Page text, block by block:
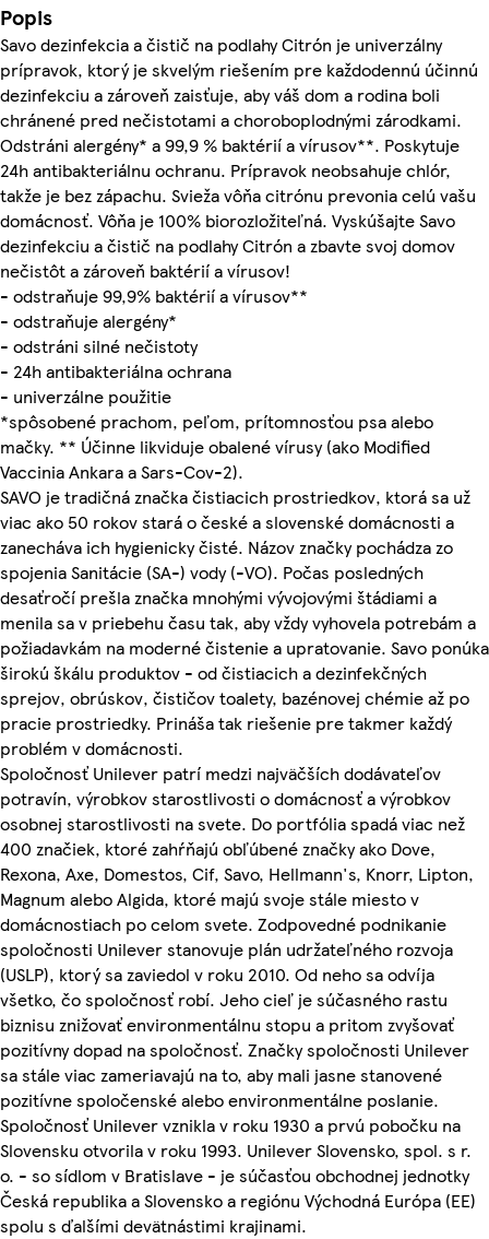
Popis
Savo dezinfekcia a čistič na podlahy Citrón je univerzálny
prípravok, ktorý je skvelým riešením pre každodennú účinnú
dezinfekciu a zároveň zaisťuje, aby váš dom a rodina boli
chránené pred nečistotami a choroboplodnými zárodkami.
Odstráni alergény* a 99,9 % baktérií a vírusov**. Poskytuje
24h antibakteriálnu ochranu. Prípravok neobsahuje chlór,
takže je bez zápachu. Svieža vôňa citrónu prevonia celú vašu
domácnosť. Vôňa je 100% biorozložiteľná. Vyskúšajte Savo
dezinfekciu a čistič na podlahy Citrón a zbavte svoj domov
nečistôt a zároveň baktérií a vírusov!
- odstraňuje 99,9% baktérií a vírusov**
- odstraňuje alergény*
- odstráni silné nečistoty
- 24h antibakteriálna ochrana
- univerzálne použitie
*spôsobené prachom, peľom, prítomnosťou psa alebo
mačky. ** Účinne likviduje obalené vírusy (ako Modified
Vaccinia Ankara a Sars-Cov-2).
SAVO je tradičná značka čistiacich prostriedkov, ktorá sa už
viac ako 50 rokov stará o české a slovenské domácnosti a
zanecháva ich hygienicky čisté. Názov značky pochádza zo
spojenia Sanitácie (SA-) vody (-VO). Počas posledných
desaťročí prešla značka mnohými vývojovými štádiami a
menila sa v priebehu času tak, aby vždy vyhovela potrebám a
požiadavkám na moderné čistenie a upratovanie. Savo ponúka
širokú škálu produktov - od čistiacich a dezinfekčných
sprejov, obrúskov, čističov toalety, bazénovej chémie až po
pracie prostriedky. Prináša tak riešenie pre takmer každý
problém v domácnosti.
Spoločnosť Unilever patrí medzi najväčších dodávateľov
potravín, výrobkov starostlivosti o domácnosť a výrobkov
osobnej starostlivosti na svete. Do portfólia spadá viac než
400 značiek, ktoré zahŕňajú obľúbené značky ako Dove,
Rexona, Axe, Domestos, Cif, Savo, Hellmann's, Knorr, Lipton,
Magnum alebo Algida, ktoré majú svoje stále miesto v
domácnostiach po celom svete. Zodpovedné podnikanie
spoločnosti Unilever stanovuje plán udržateľného rozvoja
(USLP), ktorý sa zaviedol v roku 2010. Od neho sa odvíja
všetko, čo spoločnosť robí. Jeho cieľ je súčasného rastu
biznisu znižovať environmentálnu stopu a pritom zvyšovať
pozitívny dopad na spoločnosť. Značky spoločnosti Unilever
sa stále viac zameriavajú na to, aby mali jasne stanovené
pozitívne spoločenské alebo environmentálne poslanie.
Spoločnosť Unilever vznikla v roku 1930 a prvú pobočku na
Slovensku otvorila v roku 1993. Unilever Slovensko, spol. s r.
o. - so sídlom v Bratislave - je súčasťou obchodnej jednotky
Česká republika a Slovensko a regiónu Východná Európa (EE)
spolu s ďalšími devätnástimi krajinami.